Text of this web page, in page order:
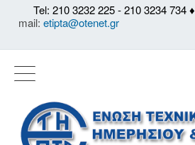
Tel: 210 3232 225 - 210 3234 734 ♦
mail: etipta@otenet.gr